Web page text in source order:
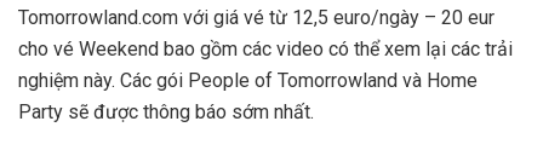
Tomorrowland.com với giá vé từ 12,5 euro/ngày – 20 eur
cho vé Weekend bao gồm các video có thể xem lại các trải
nghiệm này. Các gói People of Tomorrowland và Home
Party sẽ được thông báo sớm nhất.